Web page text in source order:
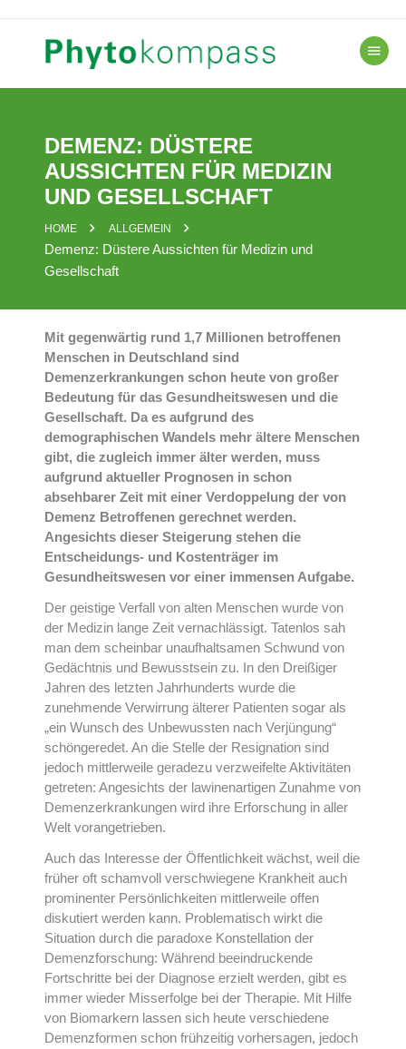
DEMENZ: DÜSTERE
AUSSICHTEN FÜR MEDIZIN
UND GESELLSCHAFT
HOME ALLGEMEIN
Demenz: Düstere Aussichten für Medizin und
Gesellschaft
Mit gegenwärtig rund 1,7 Millionen betroffenen
Menschen in Deutschland sind
Demenzerkrankungen schon heute von großer
Bedeutung für das Gesundheitswesen und die
Gesellschaft. Da es aufgrund des
demographischen Wandels mehr ältere Menschen
gibt, die zugleich immer älter werden, muss
aufgrund aktueller Prognosen in schon
absehbarer Zeit mit einer Verdoppelung der von
Demenz Betroffenen gerechnet werden.
Angesichts dieser Steigerung stehen die
Entscheidungs- und Kostenträger im
Gesundheitswesen vor einer immensen Aufgabe.
Der geistige Verfall von alten Menschen wurde von
der Medizin lange Zeit vernachlässigt. Tatenlos sah
man dem scheinbar unaufhaltsamen Schwund von
Gedächtnis und Bewusstsein zu. In den Dreißiger
Jahren des letzten Jahrhunderts wurde die
zunehmende Verwirrung älterer Patienten sogar als
„ein Wunsch des Unbewussten nach Verjüngung“
schöngeredet. An die Stelle der Resignation sind
jedoch mittlerweile geradezu verzweifelte Aktivitäten
getreten: Angesichts der lawinenartigen Zunahme von
Demenzerkrankungen wird ihre Erforschung in aller
Welt vorangetrieben.
Auch das Interesse der Öffentlichkeit wächst, weil die
früher oft schamvoll verschwiegene Krankheit auch
prominenter Persönlichkeiten mittlerweile offen
diskutiert werden kann. Problematisch wirkt die
Situation durch die paradoxe Konstellation der
Demenzforschung: Während beeindruckende
Fortschritte bei der Diagnose erzielt werden, gibt es
immer wieder Misserfolge bei der Therapie. Mit Hilfe
von Biomarkern lassen sich heute verschiedene
Demenzformen schon frühzeitig vorhersagen, jedoch